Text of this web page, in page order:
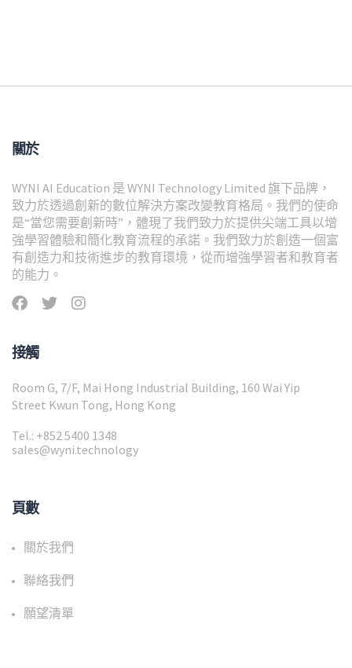
關於
WYNI AI Education 是 WYNI Technology Limited 旗下品牌，
致力於透過創新的數位解決方案改變教育格局。我們的使命
是“當您需要創新時”，體現了我們致力於提供尖端工具以增
強學習體驗和簡化教育流程的承諾。我們致力於創造一個富
有創造力和技術進步的教育環境，從而增強學習者和教育者
的能力。
接觸
Room G, 7/F, Mai Hong Industrial Building, 160 Wai Yip
Street Kwun Tong, Hong Kong
Tel.: +852 5400 1348
sales@wyni.technology
頁數
關於我們
聯絡我們
願望清單